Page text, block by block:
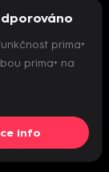
prima+
prima+ na
info